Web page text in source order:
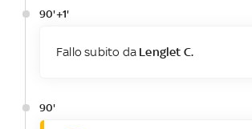
90'+1'
Fallo subito da Lenglet C.
90'